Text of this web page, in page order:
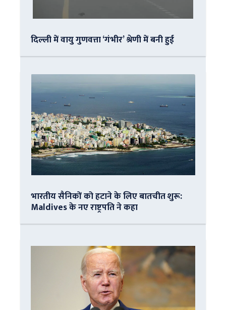
दिल्ली में वायु गुणवत्ता ‘गंभीर’ श्रेणी में बनी हुई
भारतीय सैनिकों को हटाने के लिए बातचीत शुरू:
Maldives के नए राष्ट्रपति ने कहा